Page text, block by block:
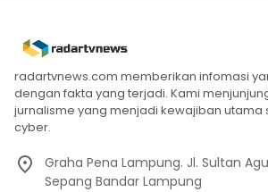
radartvnews.com memberikan infomasi
dengan fakta yang terjadi. Kami
jurnalisme yang menjadi kewajiban
cyber.
Graha Pena Lampung. Jl. Sultan
Sepang Bandar Lampung